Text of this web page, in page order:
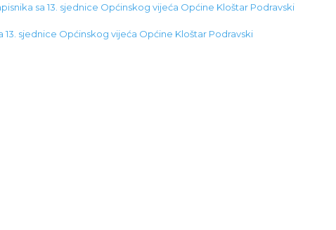
sa 13. sjednice Općinskog vijeća Općine Kloštar Podravski
13. sjednice Općinskog vijeća Općine Kloštar Podravski